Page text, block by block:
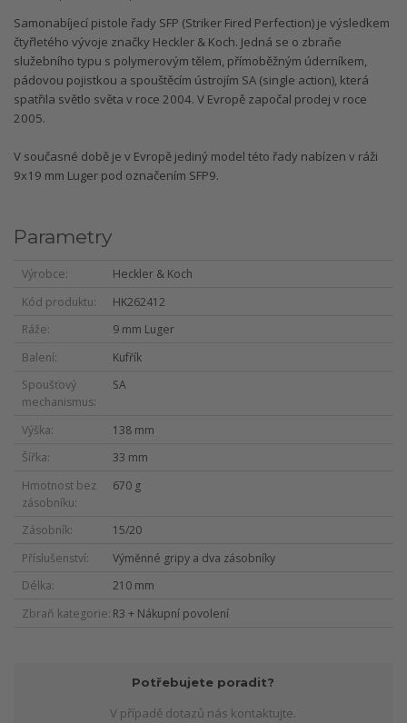
Samonabíjecí pistole řady SFP (Striker Fired Perfection) je výsledkem
čtyřletého vývoje značky Heckler & Koch. Jedná se o zbraňe
služebního typu s polymerovým tělem, přímoběžným úderníkem,
pádovou pojistkou a spouštěcím ústrojím SA (single action), která
spatřila světlo světa v roce 2004. V Evropě započal prodej v roce
2005.
V současné době je v Evropě jediný model této řady nabízen v ráži
9x19 mm Luger pod označením SFP9.
Parametry
Výrobce
Heckler & Koch
Kód produktu
HK262412
Ráže
9 mm Luger
Balení
Kufřík
Spoušťový
mechanismus
SA
Výška
138 mm
Šířka
33 mm
Hmotnost bez
zásobníku
670 g
Zásobník
15/20
Příslušenství
Výměnné gripy a dva zásobníky
Délka
210 mm
Zbraň kategorie R3 + Nákupní povolení
Potřebujete poradit?
V případě dotazů nás kontaktujte.